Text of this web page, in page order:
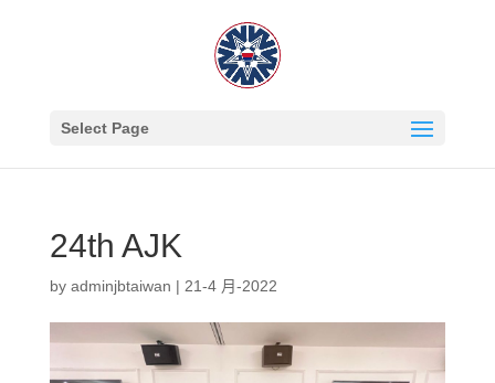
Select Page
24th AJK
by adminjbtaiwan | 21-4 月-2022